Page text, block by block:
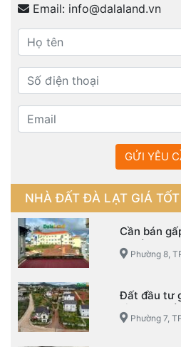
Email: info@dalaland.vn
GỬI YÊU
NHÀ ĐẤT ĐÀ LẠT GIÁ
Cần bán
Phường 8,
Phường 8,
Đất đầu tư
Line –
Phường 7,